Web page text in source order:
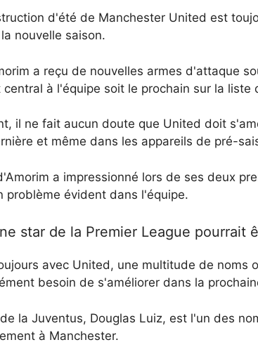
d'été de Manchester United est
nouvelle saison.
a reçu de nouvelles armes d'attaque
à l'équipe soit le prochain sur la liste
il ne fait aucun doute que United doit
et même dans les appareils de pré-
a impressionné lors de ses deux
problème évident dans l'équipe.
star de la Premier League pourrait
avec United, une multitude de
besoin de s'améliorer dans la
la Juventus, Douglas Luiz, est l'un des
à Manchester.